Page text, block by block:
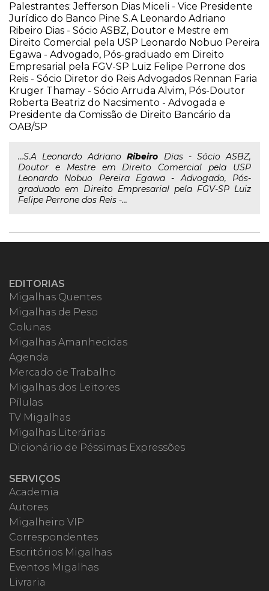
Palestrantes: Jefferson Dias Miceli - Vice Presidente
Jurídico do Banco Pine S.A Leonardo Adriano
Ribeiro Dias - Sócio ASBZ, Doutor e Mestre em
Direito Comercial pela USP Leonardo Nobuo Pereira
Egawa - Advogado, Pós-graduado em Direito
Empresarial pela FGV-SP Luiz Felipe Perrone dos
Reis - Sócio Diretor do Reis Advogados Rennan Faria
Kruger Thamay - Sócio Arruda Alvim, Pós-Doutor
Roberta Beatriz do Nacsimento - Advogada e
Presidente da Comissão de Direito Bancário da
OAB/SP
...S.A Leonardo AdrianoRibeiro Dias - Sócio ASBZ,
Doutor e Mestre em Direito Comercial pela USP
Leonardo Nobuo Pereira Egawa - Advogado, Pós-
graduado em Direito Empresarial pela FGV-SP Luiz
Felipe Perrone dos Reis -...
EDITORIAS
Migalhas Quentes
Migalhas de Peso
Colunas
Migalhas Amanhecidas
Agenda
Mercado de Trabalho
Migalhas dos Leitores
Pílulas
TV Migalhas
Migalhas Literárias
Dicionário de Péssimas Expressões
SERVIÇOS
Academia
Autores
Migalheiro VIP
Correspondentes
Escritórios Migalhas
Eventos Migalhas
Livraria